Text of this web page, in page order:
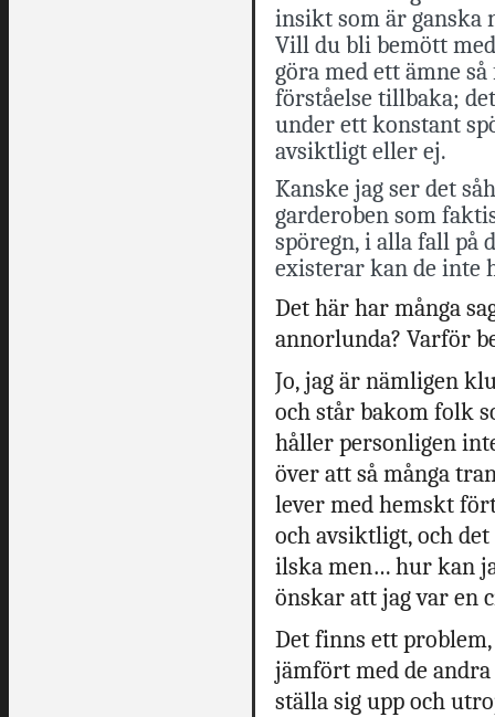
insikt som är ganska
Vill du bli bemött
göra med ett ämne
förståelse tillbaka;
under ett konstant
avsiktligt eller ej.
Kanske jag ser det
garderoben som
spöregn, i alla fall på
existerar kan de inte
Det här har många
annorlunda? Varför
Jo, jag är nämligen
och står bakom folk
håller personligen
över att så många
lever med hemskt
och avsiktligt, och
ilska men… hur kan
önskar att jag var en
Det finns ett
jämfört med de
ställa sig upp och